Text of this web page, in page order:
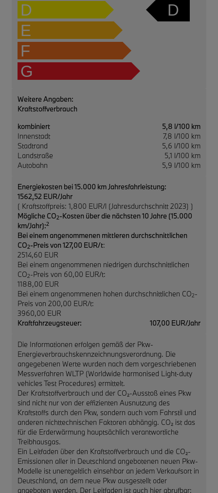
D
E
F
G
D
Weitere Angaben:
Kraftstoffverbrauch
kombiniert
5,8 l/100 km
Innenstadt
7,8 l/100 km
Stadtrand
5,6 l/100 km
Landstraße
5,1 l/100 km
Autobahn
5,9 l/100 km
Energiekosten bei 15.000 km Jahresfahrleistung:
1562,52 EUR/Jahr
( Kraftstoffpreis: 1,800 EUR/l (Jahresdurchschnitt 2023) )
Mögliche CO2-Kosten über die nächsten 10 Jahre (15.000
km/Jahr):2
Bei einem angenommenen mittleren durchschnittlichen
CO2-Preis von 127,00 EUR/t:
2514,60 EUR
Bei einem angenommenen niedrigen durchschnittlichen
CO2-Preis von 60,00 EUR/t:
1188,00 EUR
Bei einem angenommenen hohen durchschnittlichen CO2-
Preis von 200,00 EUR/t:
3960,00 EUR
Kraftfahrzeugsteuer:
107,00 EUR/Jahr
Die Informationen erfolgen gemäß der Pkw-
Energieverbrauchskennzeichnungsverordnung. Die
angegebenen Werte wurden nach dem vorgeschriebenen
Messverfahren WLTP (Worldwide harmonised Light-duty
vehicles Test Procedures) ermittelt.
Der Kraftstoffverbrauch und der CO₂-Ausstoß eines Pkw
sind nicht nur von der effizienten Ausnutzung des
Kraftstoffs durch den Pkw, sondern auch vom Fahrstil und
anderen nichttechnischen Faktoren abhängig. CO₂ ist das
für die Erderwärmung hauptsächlich verantwortliche
Treibhausgas.
Ein Leitfaden über den Kraftstoffverbrauch und die CO₂-
Emissionen aller in Deutschland angebotenen neuen Pkw-
Modelle ist unentgeltlich einsehbar an jedem Verkaufsort in
Deutschland, an dem neue Pkw ausgestellt oder
angeboten werden. Der Leitfaden ist auch hier abrufbar: